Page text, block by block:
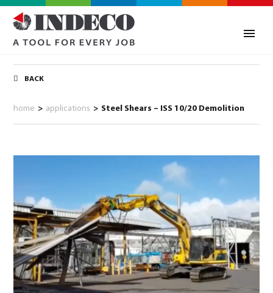
0
BACK
home > applications > Steel Shears – ISS 10/20 Demolition